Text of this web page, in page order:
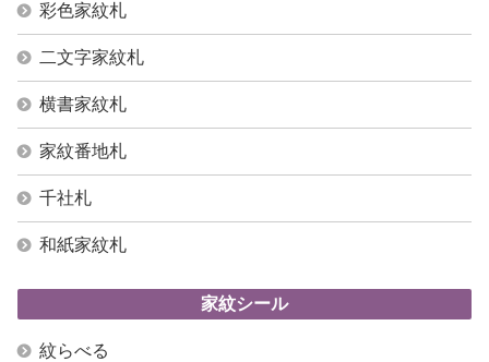
彩色家紋札
二文字家紋札
横書家紋札
家紋番地札
千社札
和紙家紋札
家紋シール
紋らべる